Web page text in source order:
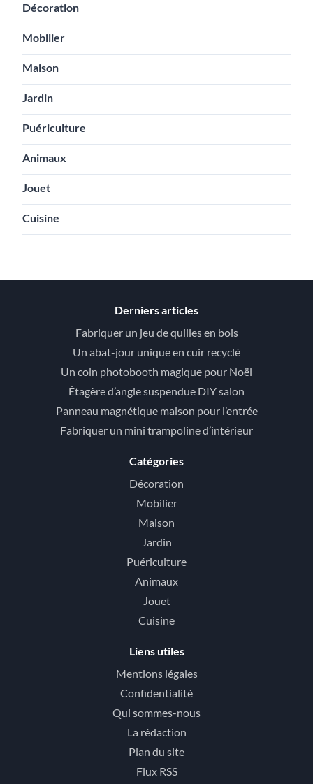
Décoration
Mobilier
Maison
Jardin
Puériculture
Animaux
Jouet
Cuisine
Derniers articles
Fabriquer un jeu de quilles en bois
Un abat-jour unique en cuir recyclé
Un coin photobooth magique pour Noël
Étagère d’angle suspendue DIY salon
Panneau magnétique maison pour l’entrée
Fabriquer un mini trampoline d’intérieur
Catégories
Décoration
Mobilier
Maison
Jardin
Puériculture
Animaux
Jouet
Cuisine
Liens utiles
Mentions légales
Confidentialité
Qui sommes-nous
La rédaction
Plan du site
Flux RSS